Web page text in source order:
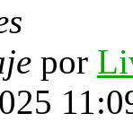
por